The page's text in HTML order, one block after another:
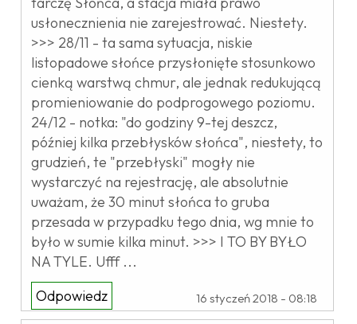
usłonecznienia nie zarejestrować. Niestety.
>>> 28/11 - ta sama sytuacja, niskie
listopadowe słońce przysłonięte stosunkowo
cienką warstwą chmur, ale jednak redukującą
promieniowanie do podprogowego poziomu.
24/12 - notka: "do godziny 9-tej deszcz,
później kilka przebłysków słońca", niestety, to
grudzień, te "przebłyski" mogły nie
wystarczyć na rejestrację, ale absolutnie
uważam, że 30 minut słońca to gruba
przesada w przypadku tego dnia, wg mnie to
było w sumie kilka minut. >>> I TO BY BYŁO
NA TYLE. Ufff ...
16 styczeń 2018 - 08:18
Odpowiedz